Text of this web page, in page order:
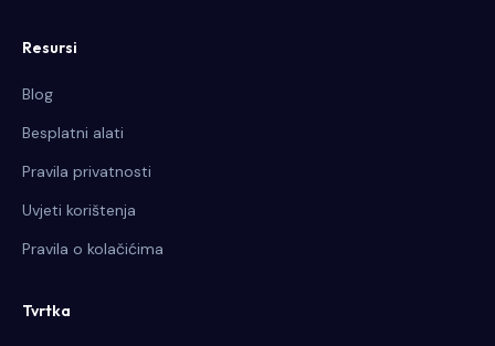
Resursi
Blog
Besplatni alati
Pravila privatnosti
Uvjeti korištenja
Pravila o kolačićima
Tvrtka